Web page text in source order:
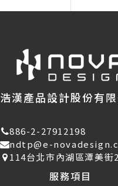
浩漢產品設計股份有
886-2-27912198
ndtp@e-
114台北市內湖區潭美街
服務項目